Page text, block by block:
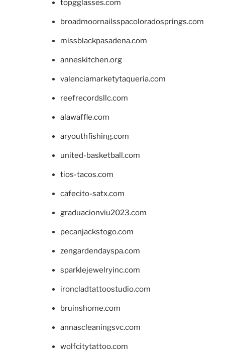
topgglasses.com
broadmoornailsspacoloradosprings.com
missblackpasadena.com
anneskitchen.org
valenciamarketytaqueria.com
reefrecordsllc.com
alawaffle.com
aryouthfishing.com
united-basketball.com
tios-tacos.com
cafecito-satx.com
graduacionviu2023.com
pecanjackstogo.com
zengardendayspa.com
sparklejewelryinc.com
ironcladtattoostudio.com
bruinshome.com
annascleaningsvc.com
wolfcitytattoo.com